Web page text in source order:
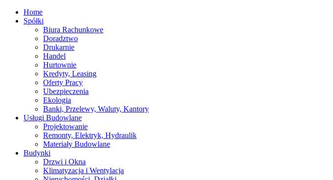
Home
Spółki
Biura Rachunkowe
Doradztwo
Drukarnie
Handel
Hurtownie
Kredyty, Leasing
Oferty Pracy
Ubezpieczenia
Ekologia
Banki, Przelewy, Waluty, Kantory
Usługi Budowlane
Projektowanie
Remonty, Elektryk, Hydraulik
Materiały Budowlane
Budynki
Drzwi i Okna
Klimatyzacja i Wentylacja